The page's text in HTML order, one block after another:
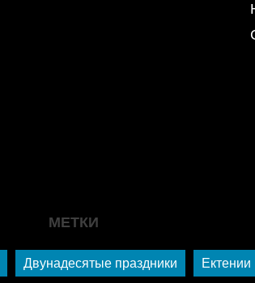
МЕТКИ
Двунадесятые праздники Ектении